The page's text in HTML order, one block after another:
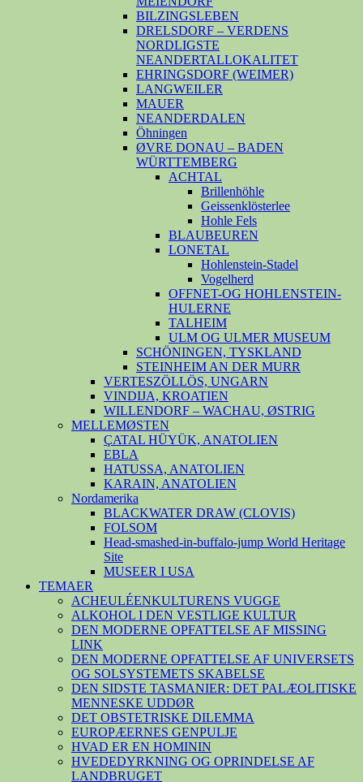
BILZINGSLEBEN
DRELSDORF – VERDENS
NORDLIGSTE
NEANDERTALLOKALITET
EHRINGSDORF (WEIMER)
LANGWEILER
MAUER
NEANDERDALEN
Öhningen
ØVRE DONAU – BADEN
WÜRTTEMBERG
ACHTAL
Brillenhöhle
Geissenklösterlee
Hohle Fels
BLAUBEUREN
LONETAL
Hohlenstein-Stadel
Vogelherd
OFFNET-OG HOHLENSTEIN-
HULERNE
TALHEIM
ULM OG ULMER MUSEUM
SCHÖNINGEN, TYSKLAND
STEINHEIM AN DER MURR
VERTESZÖLLÖS, UNGARN
VINDIJA, KROATIEN
WILLENDORF – WACHAU, ØSTRIG
MELLEMØSTEN
ÇATAL HÜYÜK, ANATOLIEN
EBLA
HATUSSA, ANATOLIEN
KARAIN, ANATOLIEN
Nordamerika
BLACKWATER DRAW (CLOVIS)
FOLSOM
Head-smashed-in-buffalo-jump World Heritage
Site
MUSEER I USA
TEMAER
ACHEULÉENKULTURENS VUGGE
ALKOHOL I DEN VESTLIGE KULTUR
DEN MODERNE OPFATTELSE AF MISSING
LINK
DEN MODERNE OPFATTELSE AF UNIVERSETS
OG SOLSYSTEMETS SKABELSE
DEN SIDSTE TASMANIER: DET PALÆOLITISKE
MENNESKE UDDØR
DET OBSTETRISKE DILEMMA
EUROPÆERNES GENPULJE
HVAD ER EN HOMININ
HVEDEDYRKNING OG OPRINDELSE AF
LANDBRUGET